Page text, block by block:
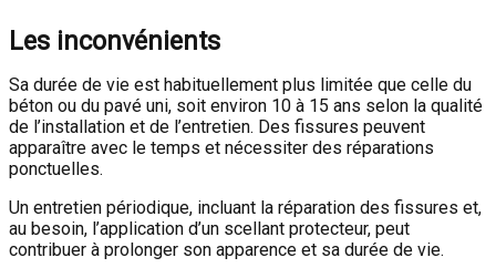
Les inconvénients
Sa durée de vie est habituellement plus limitée que celle du
béton ou du pavé uni, soit environ 10 à 15 ans selon la qualité
de l’installation et de l’entretien. Des fissures peuvent
apparaître avec le temps et nécessiter des réparations
ponctuelles.
Un entretien périodique, incluant la réparation des fissures et,
au besoin, l’application d’un scellant protecteur, peut
contribuer à prolonger son apparence et sa durée de vie.